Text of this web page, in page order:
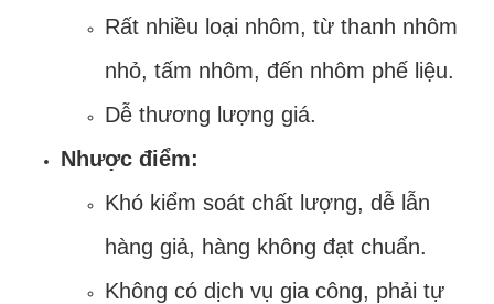
Rất nhiều loại nhôm, từ thanh nhôm
nhỏ, tấm nhôm, đến nhôm phế liệu.
Dễ thương lượng giá.
Nhược điểm:
Khó kiểm soát chất lượng, dễ lẫn
hàng giả, hàng không đạt chuẩn.
Không có dịch vụ gia công, phải tự